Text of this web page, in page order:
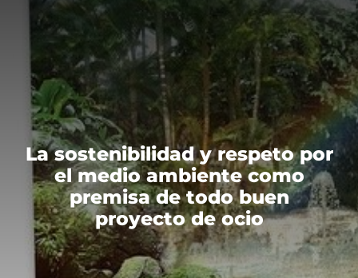
La sostenibilidad y respeto por
el medio ambiente como
premisa de todo buen
proyecto de ocio